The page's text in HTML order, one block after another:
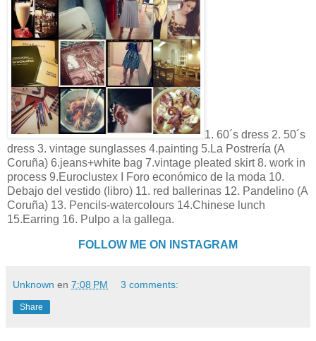
1. 60´s dress 2. 50´s
dress 3. vintage sunglasses 4.painting 5.La Postrería (A
Coruña) 6.jeans+white bag 7.vintage pleated skirt 8. work in
process 9.Euroclustex I Foro económico de la moda 10.
Debajo del vestido (libro) 11. red ballerinas 12. Pandelino (A
Coruña) 13. Pencils-watercolours 14.Chinese lunch
15.Earring 16. Pulpo a la gallega.
FOLLOW ME ON INSTAGRAM
Unknown en 7:08 PM 3 comments:
Share